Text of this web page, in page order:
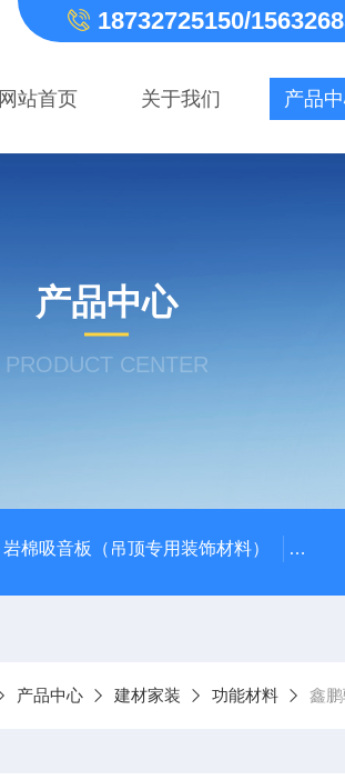
18732725150/
网站首页 关于我们 产品
产品中心
PRODUCT CENTER
岩棉吸音板（吊顶专用装饰材料）
产品中心 建材家装 功能材料 鑫